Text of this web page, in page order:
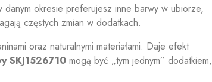
okresie preferujesz inne barwy w ubiorze,
częstych zmian w dodatkach.
oraz naturalnymi materiałami. Daje efekt
SKJ1526710 mogą być „tym jednym” dodatkiem,